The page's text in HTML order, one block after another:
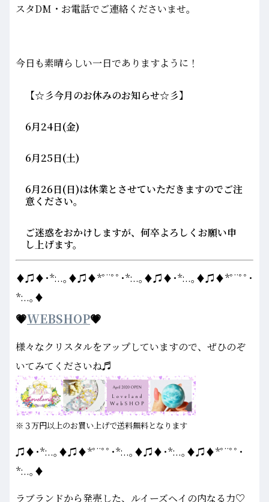
スタDM・お電話でご連絡くださいませ。
今日も素晴らしい一日でありますように！
【☆彡今月のお休みのお知らせ☆彡】
6月24日(金)
6月25日(土)
6月26日(日)は休業とさせていただきますのでご注
意ください。
ご迷惑をおかけしますが、何卒よろしくお願い申
し上げます。
♦♫♦･*:..｡♦♫♦*ﾟ¨ﾟﾟ･*:..｡♦♫♦･*:..｡♦♫♦*ﾟ¨ﾟﾟ･
*:..｡♦
💗WEBSHOP💗
様々なクリスタルをアップしていますので、ぜひのぞ
いてみてくださいね♬
※３万円以上のお買い上げで送料無料となります
♫♦･*:..｡♦♫♦*ﾟ¨ﾟﾟ･*:..｡♦♫♦･*:..｡♦♫♦*ﾟ¨ﾟﾟ･
*:..｡♦
ラブランドから発売した、ルイーズヘイの内なる力♡